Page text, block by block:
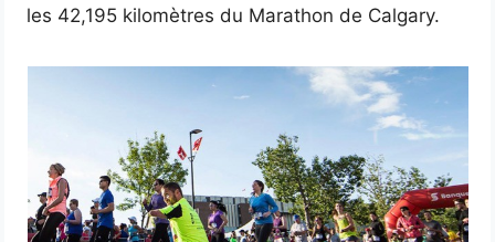
les 42,195 kilomètres du Marathon de Calgary.